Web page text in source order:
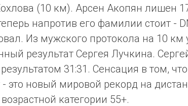
(10 км). Арсен Акопян лишен
напротив его фамилии стоит -
Из мужского протокола на 10 км
результат Сергея Лучкина.
31:31. Сенсация в том,
- это новый мировой рекорд на
категории 55+.